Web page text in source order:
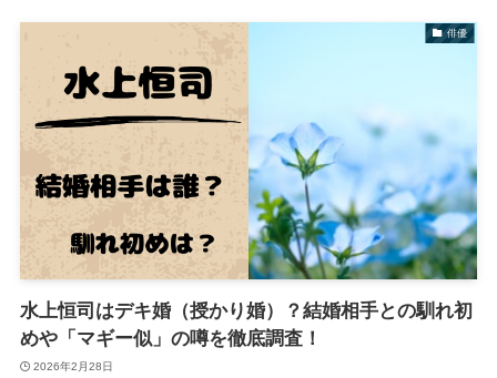
俳優
水上恒司はデキ婚（授かり婚）？結婚相手との馴れ初
めや「マギー似」の噂を徹底調査！
2026年2月28日